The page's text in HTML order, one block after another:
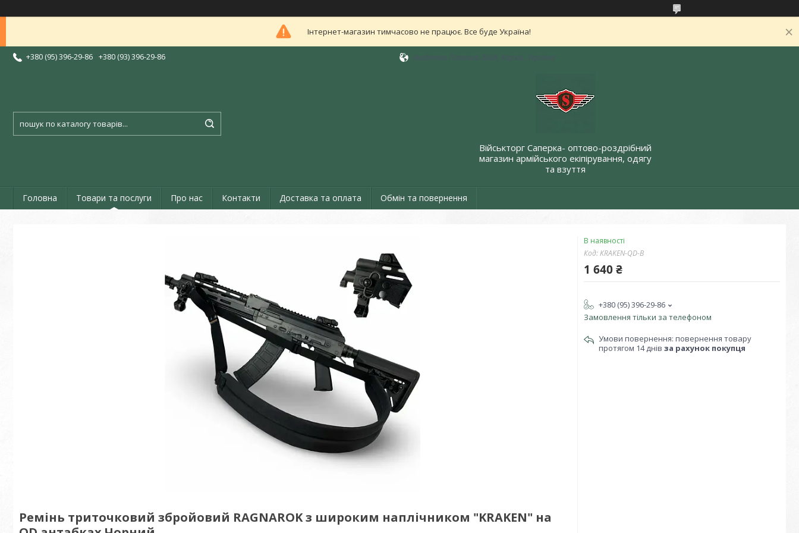
Інтернет-магазин тимчасово не працює. Все буде Україна!
+380 (95) 396-29-86 +380 (93) 396-29-86
Військторг Саперка- оптово-роздрібний
магазин армійського екіпірування, одягу
та взуття
Головна Товари та послуги Про нас Контакти Доставка та оплата Обмін та повернення
Ремінь триточковий збройовий RAGNAROK з широким наплічником "KRAKEN" на
В наявності
Код:KRAKEN-QD-B
1 640 ₴
+380 (95) 396-29-86
Замовлення тільки за телефоном
повернення товару
протягом 14 днів за рахунок покупця